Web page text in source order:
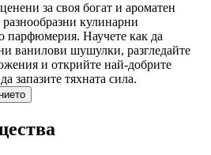
за своя богат и ароматен
кулинарни
парфюмерия. Научете как да
ванилови шушулки, разгледайте
и открийте най-добрите
запазите тяхната сила.